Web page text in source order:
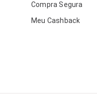
Compra Segura
Meu Cashback